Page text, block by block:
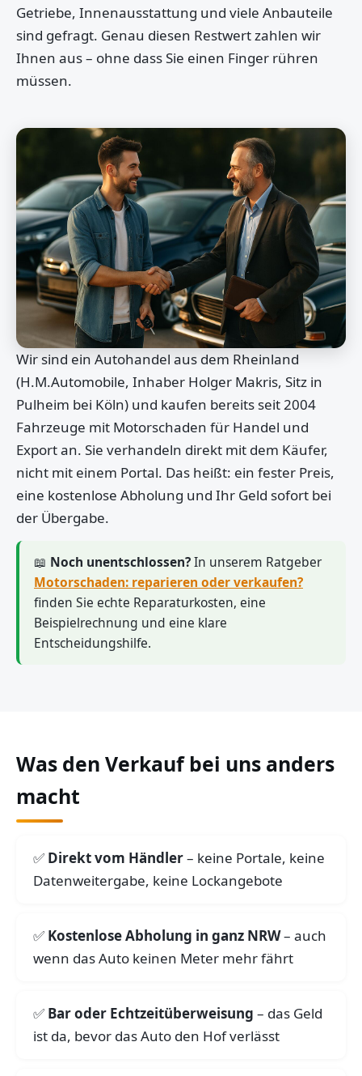
Getriebe, Innenausstattung und viele Anbauteile
sind gefragt. Genau diesen Restwert zahlen wir
Ihnen aus – ohne dass Sie einen Finger rühren
müssen.
Wir sind ein Autohandel aus dem Rheinland
(H.M.Automobile, Inhaber Holger Makris, Sitz in
Pulheim bei Köln) und kaufen bereits seit 2004
Fahrzeuge mit Motorschaden für Handel und
Export an. Sie verhandeln direkt mit dem Käufer,
nicht mit einem Portal. Das heißt: ein fester Preis,
eine kostenlose Abholung und Ihr Geld sofort bei
der Übergabe.
📖 Noch unentschlossen?In unserem Ratgeber
Motorschaden: reparieren oder verkaufen?
finden Sie echte Reparaturkosten, eine
Beispielrechnung und eine klare
Entscheidungshilfe.
Was den Verkauf bei uns anders
macht
Direkt vom Händler– keine Portale, keine
Datenweitergabe, keine Lockangebote
Kostenlose Abholung in ganz NRW– auch
wenn das Auto keinen Meter mehr fährt
Bar oder Echtzeitüberweisung – das Geld
ist da, bevor das Auto den Hof verlässt